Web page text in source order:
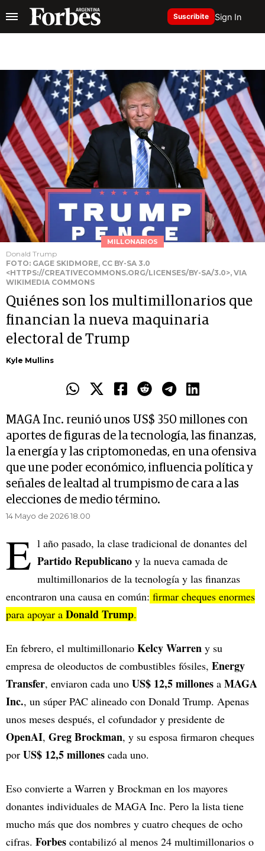
Suscribite Sign In
MILLONARIOS
Donald Trump
FOTO: GAGE SKIDMORE, CC BY-SA 3.0
<HTTPS://CREATIVECOMMONS.ORG/LICENSES/BY-SA/3.0>, VIA
WIKIMEDIA COMMONS
Quiénes son los multimillonarios que
financian la nueva maquinaria
electoral de Trump
Kyle Mullins
MAGA Inc. reunió unos US$ 350 millones con
aportes de figuras de la tecnología, las finanzas,
la energía y las criptomonedas, en una ofensiva
que une poder económico, influencia política y
señales de lealtad al trumpismo de cara a las
elecciones de medio término.
14 Mayo de 2026 18.00
E l año pasado, la clase tradicional de donantes del
Partido Republicano y la nueva camada de
multimillonarios de la tecnología y las finanzas
encontraron una causa en común: firmar cheques enormes
para apoyar a Donald Trump.
En febrero, el multimillonario Kelcy Warren y su
empresa de oleoductos de combustibles fósiles, Energy
Transfer, enviaron cada uno US$ 12,5 millones a MAGA
Inc., un súper PAC alineado con Donald Trump. Apenas
unos meses después, el cofundador y presidente de
OpenAI, Greg Brockman, y su esposa firmaron cheques
por US$ 12,5 millones cada uno.
Eso convierte a Warren y Brockman en los mayores
donantes individuales de MAGA Inc. Pero la lista tiene
mucho más que dos nombres y cuatro cheques de ocho
cifras. Forbes contabilizó al menos 24 multimillonarios o